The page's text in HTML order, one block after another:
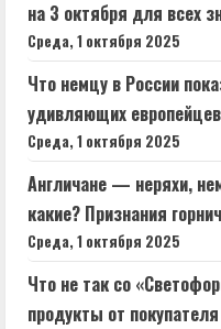
на 3 октября для всех
Среда, 1 октября 2025
Что немцу в России
удивляющих европейцев
Среда, 1 октября 2025
Англичане — неряхи,
какие? Признания
Среда, 1 октября 2025
Что не так со
продукты от покупателя